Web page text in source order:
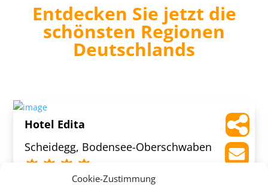
Cookie-Zustimmung
Entdecken Sie jetzt die
schönsten Regionen
Deutschlands
Hotel Edita
Scheidegg, Bodensee-Oberschwaben